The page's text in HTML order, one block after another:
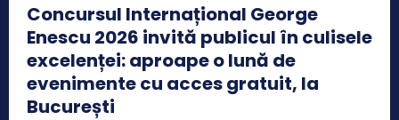
Concursul Internațional George
Enescu 2026 invită publicul în culisele
excelenței: aproape o lună de
evenimente cu acces gratuit, la
București